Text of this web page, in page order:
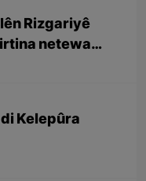
Rizgariyê
netewa
Kelepûra